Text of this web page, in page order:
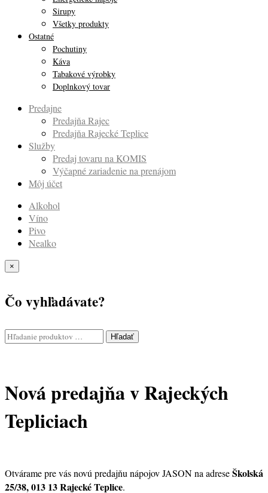
Sirupy
Všetky produkty
Ostatné
Pochutiny
Káva
Tabakové výrobky
Doplnkový tovar
Predajne
Predajňa Rajec
Predajňa Rajecké Teplice
Služby
Predaj tovaru na KOMIS
Výčapné zariadenie na prenájom
Môj účet
Alkohol
Víno
Pivo
Nealko
×
Čo vyhľadávate?
Hľadať
Nová predajňa v Rajeckých
Tepliciach
Otvárame pre vás novú predajňu nápojov JASON na adreseŠkolská
25/38, 013 13 Rajecké Teplice.